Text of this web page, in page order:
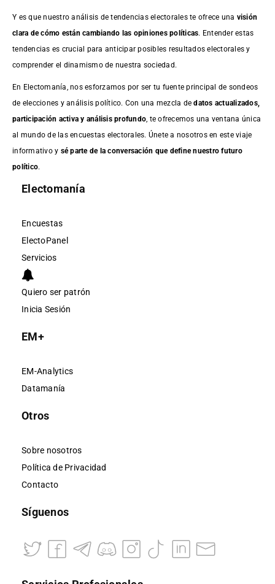
Y es que nuestro análisis de tendencias electorales te ofrece una visión
clara de cómo están cambiando las opiniones políticas. Entender estas
tendencias es crucial para anticipar posibles resultados electorales y
comprender el dinamismo de nuestra sociedad.
En Electomanía, nos esforzamos por ser tu fuente principal de sondeos
de elecciones y análisis político. Con una mezcla dedatos actualizados,
participación activa y análisis profundo , te ofrecemos una ventana única
al mundo de las encuestas electorales. Únete a nosotros en este viaje
informativo y sé parte de la conversación que define nuestro futuro
político.
Electomanía
Encuestas
ElectoPanel
Servicios
Quiero ser patrón
Inicia Sesión
EM+
EM-Analytics
Datamanía
Otros
Sobre nosotros
Política de Privacidad
Contacto
Síguenos